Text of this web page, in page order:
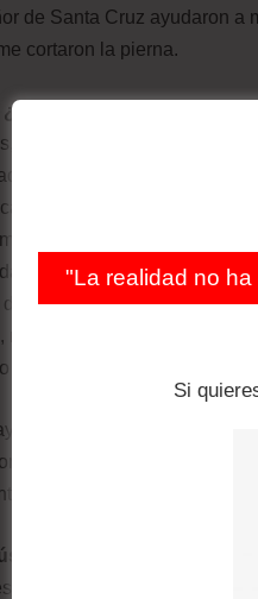
de Santa Cruz ayudaron a
cortaron la pierna.
dónde te viene?
mis dos abuelos eran
y, por otro lado, en
y los abuelitos
era muy andante, mi tío,
y haciendo travesuras
semanas ya di mi primer
gustaba mucho la
quiero llegar a serlo.
diferentes sentimientos
sentimiento acordándote
la alegría, comienzas a
pueda seguir?
Lo
los contratan, al otro mes no
"La realidad no
Si